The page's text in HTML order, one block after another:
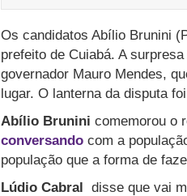
Os candidatos Abílio Brunini
prefeito de Cuiabá. A
governador Mauro Mendes,
lugar. O lanterna da disputa
Abílio Brunini comemorou o
conversando com a
população que a forma de
Lúdio Cabral disse que vai